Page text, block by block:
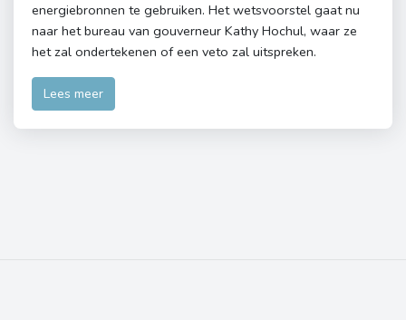
energiebronnen te gebruiken. Het wetsvoorstel gaat nu
naar het bureau van gouverneur Kathy Hochul, waar ze
het zal ondertekenen of een veto zal uitspreken.
Lees meer